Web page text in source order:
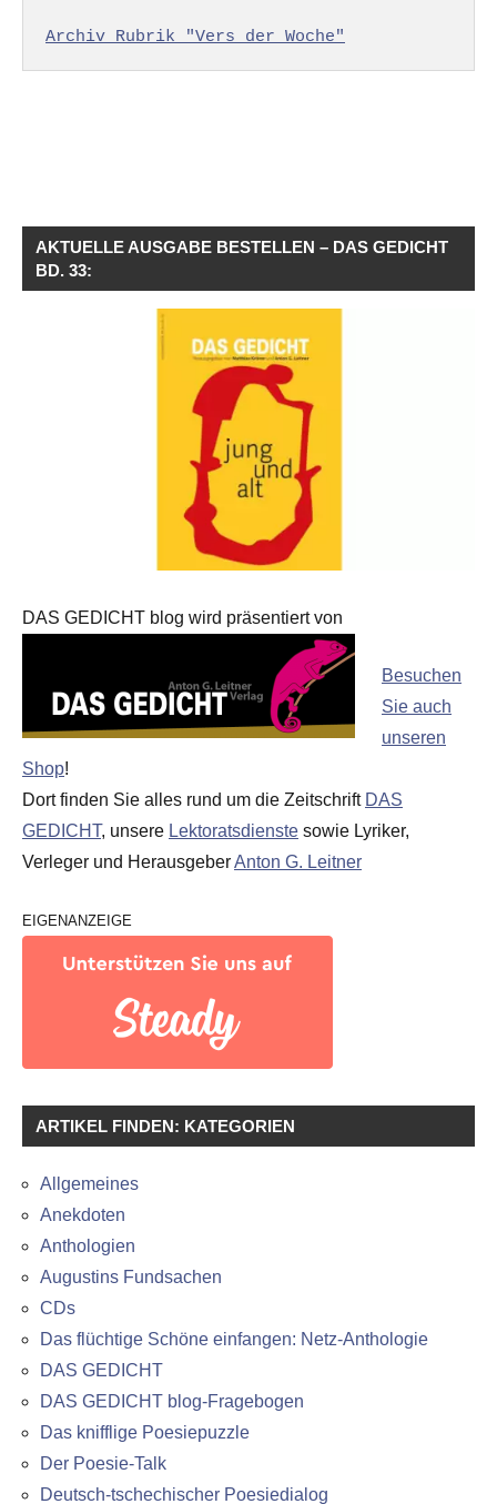
Archiv Rubrik "Vers der Woche"
AKTUELLE AUSGABE BESTELLEN – DAS GEDICHT
BD. 33:
DAS GEDICHT blog wird präsentiert von
Besuchen
Sie auch
unseren
Shop!
Dort finden Sie alles rund um die Zeitschrift DAS
GEDICHT, unsere Lektoratsdienste sowie Lyriker,
Verleger und HerausgeberAnton G. Leitner
EIGENANZEIGE
ARTIKEL FINDEN: KATEGORIEN
Allgemeines
Anekdoten
Anthologien
Augustins Fundsachen
CDs
Das flüchtige Schöne einfangen: Netz-Anthologie
DAS GEDICHT
DAS GEDICHT blog-Fragebogen
Das knifflige Poesiepuzzle
Der Poesie-Talk
Deutsch-tschechischer Poesiedialog